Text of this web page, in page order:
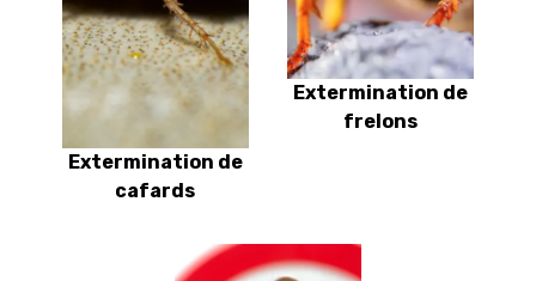
Extermination de
cafards
Extermination de
frelons